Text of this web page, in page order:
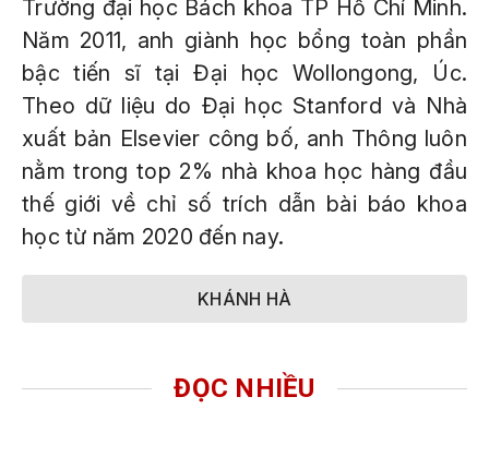
Trường đại học Bách khoa TP Hồ Chí Minh.
Năm 2011, anh giành học bổng toàn phần
bậc tiến sĩ tại Đại học Wollongong, Úc.
Theo dữ liệu do Đại học Stanford và Nhà
xuất bản Elsevier công bố, anh Thông luôn
nằm trong top 2% nhà khoa học hàng đầu
thế giới về chỉ số trích dẫn bài báo khoa
học từ năm 2020 đến nay.
KHÁNH HÀ
ĐỌC NHIỀU